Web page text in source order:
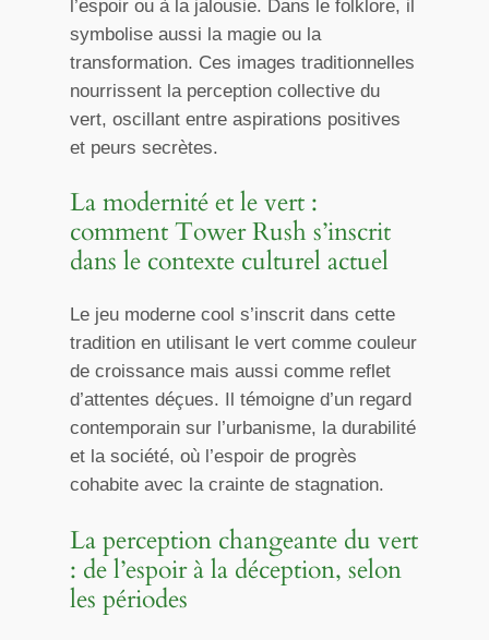
l’espoir ou à la jalousie. Dans le folklore, il
symbolise aussi la magie ou la
transformation. Ces images traditionnelles
nourrissent la perception collective du
vert, oscillant entre aspirations positives
et peurs secrètes.
La modernité et le vert :
comment Tower Rush s’inscrit
dans le contexte culturel actuel
Le jeu moderne cool s’inscrit dans cette
tradition en utilisant le vert comme couleur
de croissance mais aussi comme reflet
d’attentes déçues. Il témoigne d’un regard
contemporain sur l’urbanisme, la durabilité
et la société, où l’espoir de progrès
cohabite avec la crainte de stagnation.
La perception changeante du vert
: de l’espoir à la déception, selon
les périodes